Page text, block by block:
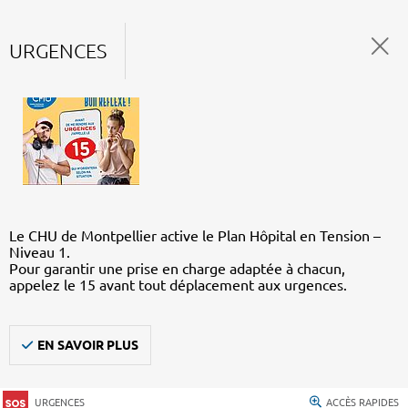
URGENCES
Le CHU de Montpellier active le Plan Hôpital en Tension –
Niveau 1.
Pour garantir une prise en charge adaptée à chacun,
appelez le 15 avant tout déplacement aux urgences.
EN SAVOIR PLUS
URGENCES ACCÈS RAPIDES